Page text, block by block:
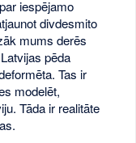
iespējamo
divdesmito
mums derēs
pēda
Tas ir
modelēt,
Tāda ir realitāte